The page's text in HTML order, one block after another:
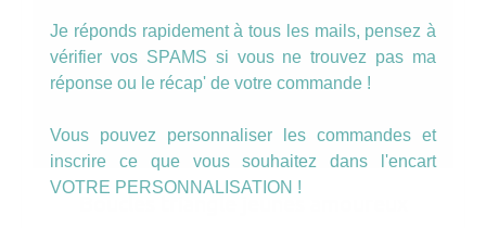
Je réponds rapidement à tous les mails, pensez à
vérifier vos SPAMS si vous ne trouvez pas ma
réponse ou le récap' de votre commande !
Vous pouvez personnaliser les commandes et
inscrire ce que vous souhaitez dans l'encart
VOTRE PERSONNALISATION !